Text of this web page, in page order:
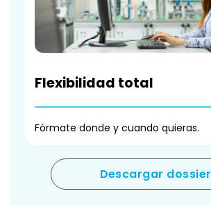
Flexibilidad total
Fórmate donde y cuando quieras.
Descargar dossier